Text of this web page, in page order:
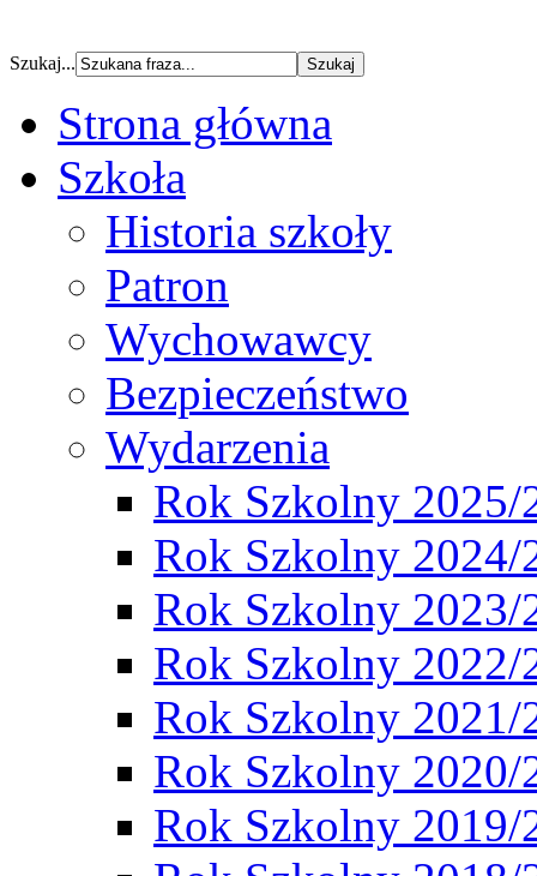
Szukaj...
Strona główna
Szkoła
Historia szkoły
Patron
Wychowawcy
Bezpieczeństwo
Wydarzenia
Rok Szkolny 2025/
Rok Szkolny 2024/
Rok Szkolny 2023/
Rok Szkolny 2022/
Rok Szkolny 2021/
Rok Szkolny 2020/
Rok Szkolny 2019/